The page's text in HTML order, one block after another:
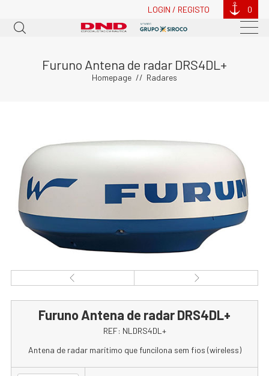
LOGIN / REGISTO 0
Furuno Antena de radar DRS4DL+
Homepage Radares
Furuno Antena de radar DRS4DL+
REF: NLDRS4DL+
Antena de radar marítimo que funcilona sem fios (wireless)